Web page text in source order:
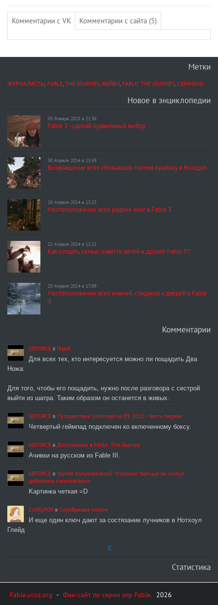
Комментарии с VK Комментарии с сайта (5)
Метки
ЖУРНАЛИСТЫ, FABLE, THE JOURNEY, ФЕЙБЛ, FABLE: THE JOURNEY, LIONHEAD
Новое в энциклопедии
03 Января 2015 в 21:36
Fable 3 - сделай правильный выбор
30 Апреля 2014 в 15:59
Возвращение всех сбежавших гномов Брайану в Яснодол
28 Апреля 2014 в 13:23
Местоположение всех редких книг в Fable 3
22 Апреля 2014 в 12:15
Как создать семью, завести детей и друзей Fable 3?
20 Апреля 2014 в 17:09
Местоположение всех ключей, сундуков и дверей в Fable
3
Комментарии
GEFORCE в Герой
Для всех тех, кто интересуется можно ли пощадить Два
Ножа:
Для того, чтобы его пощадить, нужно после разговора с сестрой
выйти из шатра. Таким образом он останется в живых.
GEFORCE в Путешествие Lionhead на E3 2012 - Часть первая
Четвертый геймпад подключен ко включенному боксу.
GEFORCE в Достижения в Fable: The Journey
Ачивки на русском из Fable III.
GEFORCE в Группа пользователей "Ученики" больше не смогут
добавлять комментарии
Kартинка четкая =D
CraftyFOX в Серебряные ключи
И еще один ключ дают за состязание лучников в Нотхоул
Глейд
Статистика
Fable.ucoz.org - Фан-сайт по серии игр Fable. 2026